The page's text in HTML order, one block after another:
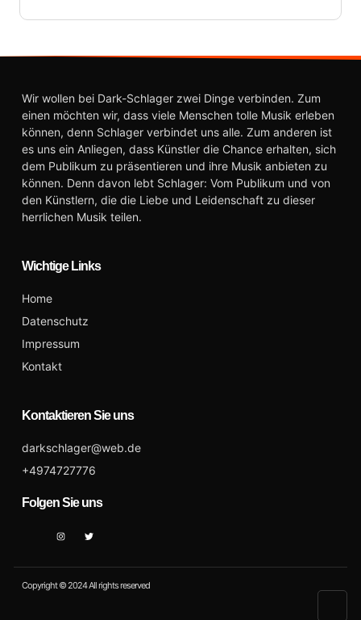
Wir wollen bei Dark-Schlager zwei Dinge verbinden. Zum
einen möchten wir, dass viele Menschen tolle Musik erleben
können, denn Schlager verbindet uns alle. Zum anderen ist
es uns ein Anliegen, dass Künstler die Chance erhalten, sich
dem Publikum zu präsentieren und ihre Musik anbieten zu
können. Denn davon lebt Schlager: Vom Publikum und von
den Künstlern, die die Liebe und Leidenschaft zu dieser
herrlichen Musik teilen.
Wichtige Links
Home
Datenschutz
Impressum
Kontakt
Kontaktieren Sie uns
darkschlager@web.de
+4974727776
Folgen Sie uns
Copyright © 2024 All rights reserved